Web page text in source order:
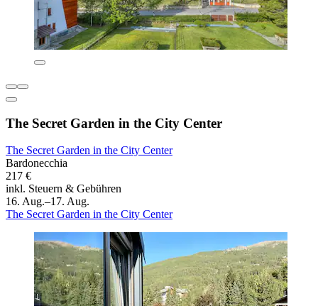
The Secret Garden in the City Center
The Secret Garden in the City Center
Bardonecchia
217 €
inkl. Steuern & Gebühren
16. Aug.–17. Aug.
The Secret Garden in the City Center